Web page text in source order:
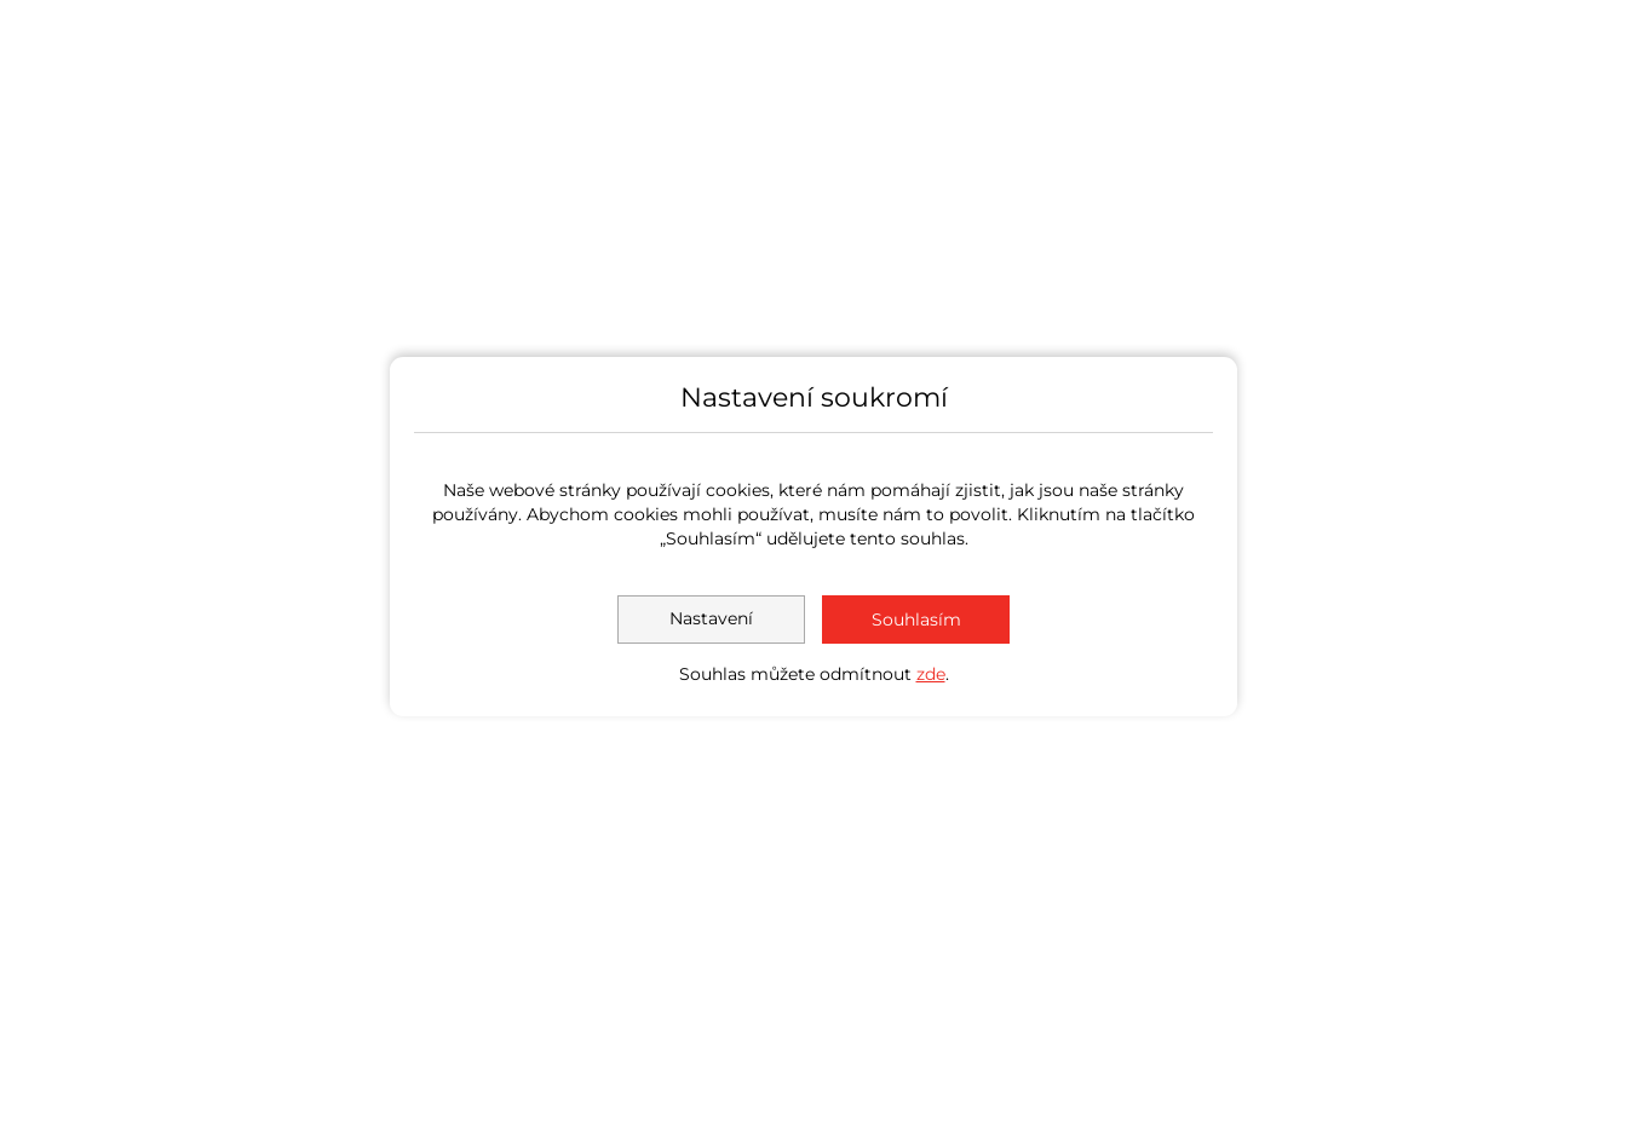
Nastavení soukromí
Naše webové stránky používají cookies, které nám pomáhají zjistit, jak jsou naše stránky
používány. Abychom cookies mohli používat, musíte nám to povolit. Kliknutím na tlačítko
„Souhlasím“ udělujete tento souhlas.
Nastavení Souhlasím
Souhlas můžete odmítnout zde.